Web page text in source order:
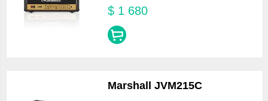
$ 1 680
Marshall JVM215C